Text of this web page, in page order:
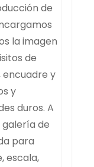
de
la imagen
de
encuadre y
y
duros. A
de
para
escala,